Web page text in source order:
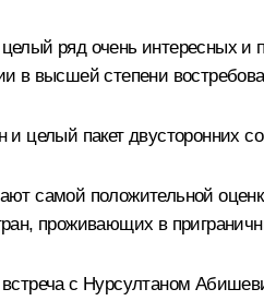
ряд очень интересных и
в высшей степени
целый пакет двусторонних
самой положительной
проживающих в
встречас Нурсултаном